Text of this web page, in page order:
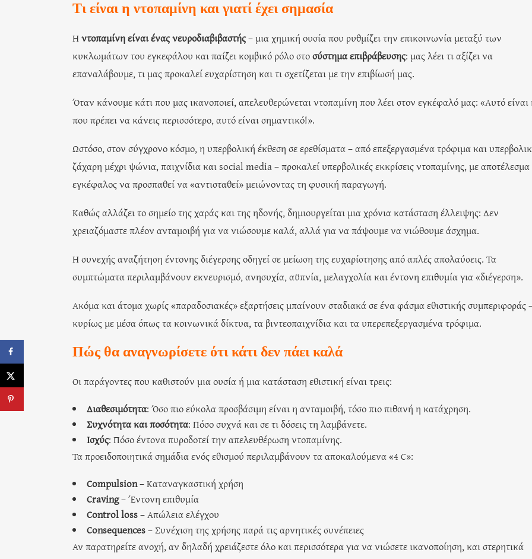
Τι είναι η ντοπαμίνη και γιατί έχει σημασία
Ηντοπαμίνη είναι ένας νευροδιαβιβαστής– μια χημική ουσία που ρυθμίζει την επικοινωνία μεταξύ των
κυκλωμάτων του εγκεφάλου και παίζει κομβικό ρόλο στοσύστημα επιβράβευσης: μας λέει τι αξίζει να
επαναλάβουμε, τι μας προκαλεί ευχαρίστηση και τι σχετίζεται με την επιβίωσή μας.
Όταν κάνουμε κάτι που μας ικανοποιεί, απελευθερώνεται ντοπαμίνη που λέει στον εγκέφαλό μας: «Αυτό είναι
που πρέπει να κάνεις περισσότερο, αυτό είναι σημαντικό!».
Ωστόσο, στον σύγχρονο κόσμο, η υπερβολική έκθεση σε ερεθίσματα – από επεξεργασμένα τρόφιμα και
ζάχαρη μέχρι ψώνια, παιχνίδια και social media – προκαλεί υπερβολικές εκκρίσεις ντοπαμίνης, με αποτέλεσμα
εγκέφαλος να προσπαθεί να «αντισταθεί» μειώνοντας τη φυσική παραγωγή.
Καθώς αλλάζει το σημείο της χαράς και της ηδονής, δημιουργείται μια χρόνια κατάσταση έλλειψης: Δεν
χρειαζόμαστε πλέον ανταμοιβή για να νιώσουμε καλά, αλλά για να πάψουμε να νιώθουμε άσχημα.
Η συνεχής αναζήτηση έντονης διέγερσης οδηγεί σε μείωση της ευχαρίστησης από απλές απολαύσεις. Τα
συμπτώματα περιλαμβάνουν εκνευρισμό, ανησυχία, αϋπνία, μελαγχολία και έντονη επιθυμία για «διέγερση».
Ακόμα και άτομα χωρίς «παραδοσιακές» εξαρτήσεις μπαίνουν σταδιακά σε ένα φάσμα εθιστικής συμπεριφοράς
κυρίως με μέσα όπως τα κοινωνικά δίκτυα, τα βιντεοπαιχνίδια και τα υπερεπεξεργασμένα τρόφιμα.
Πώς θα αναγνωρίσετε ότι κάτι δεν πάει καλά
Οι παράγοντες που καθιστούν μια ουσία ή μια κατάσταση εθιστική είναι τρεις:
Διαθεσιμότητα: Όσο πιο εύκολα προσβάσιμη είναι η ανταμοιβή, τόσο πιο πιθανή η κατάχρηση.
Συχνότητα και ποσότητα: Πόσο συχνά και σε τι δόσεις τη λαμβάνετε.
Ισχύς: Πόσο έντονα πυροδοτεί την απελευθέρωση ντοπαμίνης.
Τα προειδοποιητικά σημάδια ενός εθισμού περιλαμβάνουν τα αποκαλούμενα «4 C»:
Compulsion– Καταναγκαστική χρήση
Craving– Έντονη επιθυμία
Control loss– Απώλεια ελέγχου
Consequences– Συνέχιση της χρήσης παρά τις αρνητικές συνέπειες
Αν παρατηρείτε ανοχή, αν δηλαδή χρειάζεστε όλο και περισσότερα για να νιώσετε ικανοποίηση, και στερητικά